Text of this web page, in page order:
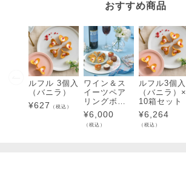
おすすめ商品
ルフル 3個入
（バニラ）
¥627 （税込）
ワイン＆ス
イーツペア
リングボッ
クス
¥6,000
（税込）
ルフル3個入
（バニラ）×
10箱セット
¥6,264
（税込）